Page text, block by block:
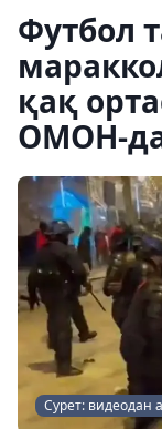
Футбол
қақ
ОМОН-
Сурет: видеодан